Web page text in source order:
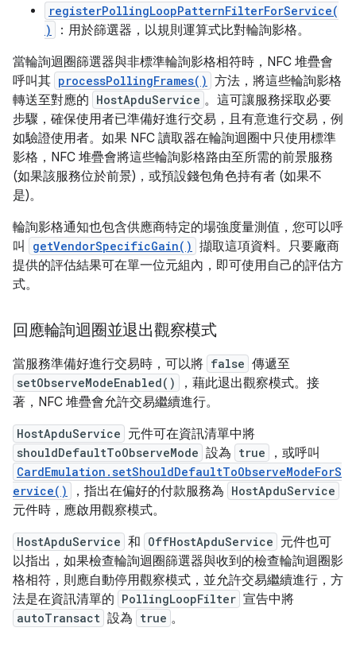
registerPollingLoopPatternFilterForService(
)
：用於篩選器，以規則運算式比對輪詢影格。
當輪詢迴圈篩選器與非標準輪詢影格相符時，NFC 堆疊會
呼叫其 processPollingFrames() 方法，將這些輪詢影格
轉送至對應的 HostApduService 。這可讓服務採取必要
步驟，確保使用者已準備好進行交易，且有意進行交易，例
如驗證使用者。如果 NFC 讀取器在輪詢迴圈中只使用標準
影格，NFC 堆疊會將這些輪詢影格路由至所需的前景服務
(如果該服務位於前景)，或預設錢包角色持有者 (如果不
是)。
輪詢影格通知也包含供應商特定的場強度量測值，您可以呼
叫
getVendorSpecificGain() 擷取這項資料。只要廠商
提供的評估結果可在單一位元組內，即可使用自己的評估方
式。
回應輪詢迴圈並退出觀察模式
當服務準備好進行交易時，可以將 false 傳遞至
setObserveModeEnabled()
，藉此退出觀察模式。接
著，NFC 堆疊會允許交易繼續進行。
HostApduService 元件可在資訊清單中將
shouldDefaultToObserveMode 設為 true ，或呼叫
CardEmulation.setShouldDefaultToObserveModeForS
ervice()
，指出在偏好的付款服務為 HostApduService
元件時，應啟用觀察模式。
HostApduService 和 OffHostApduService 元件也可
以指出，如果檢查輪詢迴圈篩選器與收到的檢查輪詢迴圈影
格相符，則應自動停用觀察模式，並允許交易繼續進行，方
法是在資訊清單的 PollingLoopFilter 宣告中將
autoTransact 設為 true 。